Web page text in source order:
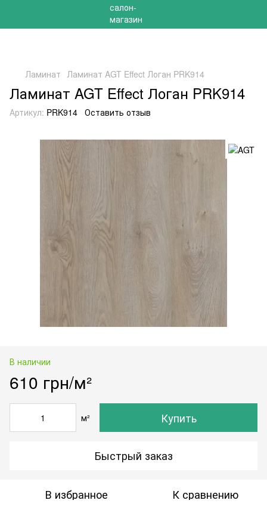
Ламинат Ламинат AGT Effect Логан PRK914
Ламинат AGT Effect Логан PRK914
Артикул: PRK914 Оставить отзыв
В наличии
610 грн/м²
м² Купить
Быстрый заказ
В избранное К сравнению